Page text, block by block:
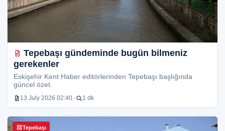
Tepebaşı gündeminde bugün bilmeniz
gerekenler
Eskişehir Kent Haber editörlerinden Tepebaşı başlığında
güncel özet.
13 July 2026 02:40 · 1 dk
Tepebaşı